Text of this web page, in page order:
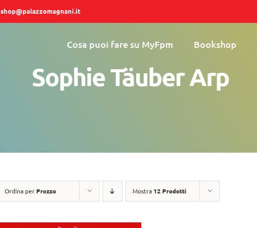
shop@palazzomagnani.it
Cosa puoi fare su MyFpm Bookshop
Sophie Täuber Arp
Ordina per Prezzo Mostra 12 Prodotti